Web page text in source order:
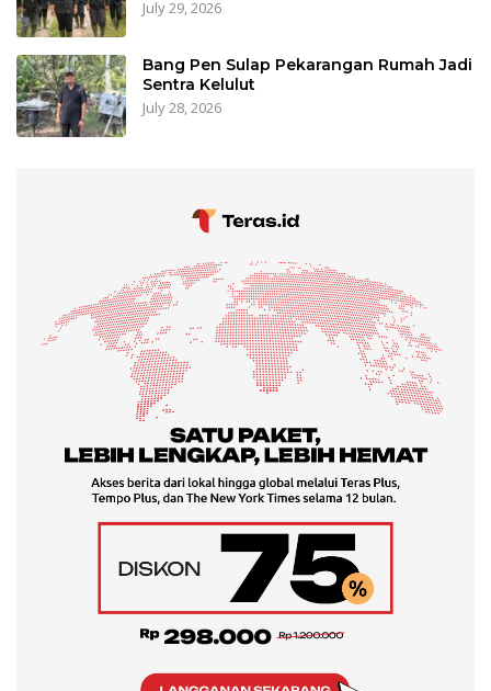
July 29, 2026
Bang Pen Sulap Pekarangan Rumah Jadi
Sentra Kelulut
July 28, 2026